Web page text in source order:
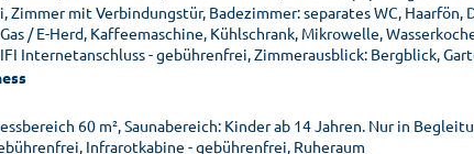
Zimmer mit Verbindungstür, Badezimmer: separates WC, Haarfön,
/ E-Herd, Kaffeemaschine, Kühlschrank, Mikrowelle,
Internetanschluss - gebührenfrei, Zimmerausblick: Bergblick,
60 m², Saunabereich: Kinder ab 14 Jahren. Nur in
Infrarotkabine - gebührenfrei, Ruheraum